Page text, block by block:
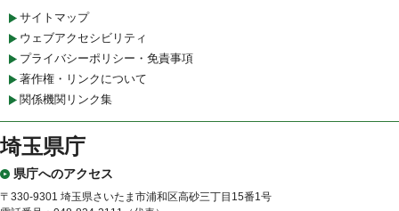
サイトマップ
ウェブアクセシビリティ
プライバシーポリシー・免責事項
著作権・リンクについて
関係機関リンク集
埼玉県庁
県庁へのアクセス
〒330-9301 埼玉県さいたま市浦和区高砂三丁目15番1号